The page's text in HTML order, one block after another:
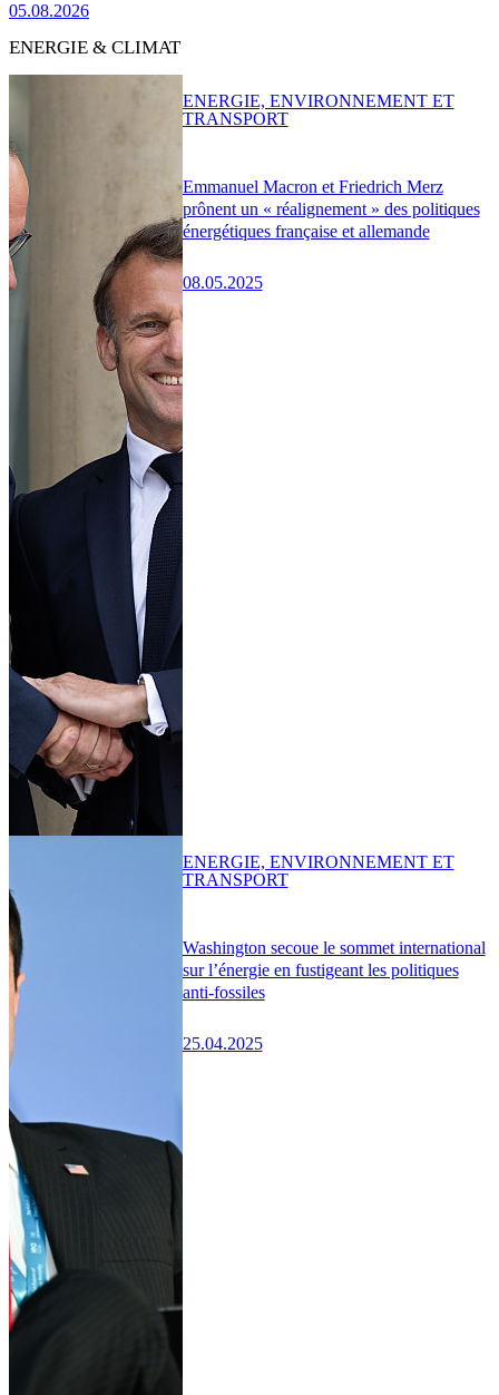
05.08.2026
ENERGIE & CLIMAT
Emmanuel Macron et Friedrich Merz
prônent un « réalignement » des politiques
énergétiques française et allemande
08.05.2025
ENERGIE, ENVIRONNEMENT ET
TRANSPORT
Washington secoue le sommet international
sur l’énergie en fustigeant les politiques
anti-fossiles
25.04.2025
ENERGIE, ENVIRONNEMENT ET
TRANSPORT